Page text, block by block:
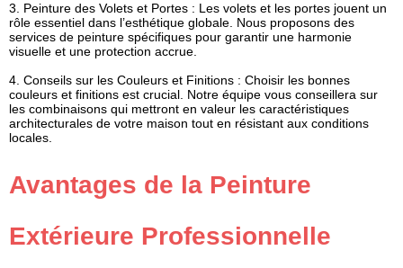
3. Peinture des Volets et Portes : Les volets et les portes jouent un
rôle essentiel dans l’esthétique globale. Nous proposons des
services de peinture spécifiques pour garantir une harmonie
visuelle et une protection accrue.
4. Conseils sur les Couleurs et Finitions : Choisir les bonnes
couleurs et finitions est crucial. Notre équipe vous conseillera sur
les combinaisons qui mettront en valeur les caractéristiques
architecturales de votre maison tout en résistant aux conditions
locales.
Avantages de la Peinture
Extérieure Professionnelle